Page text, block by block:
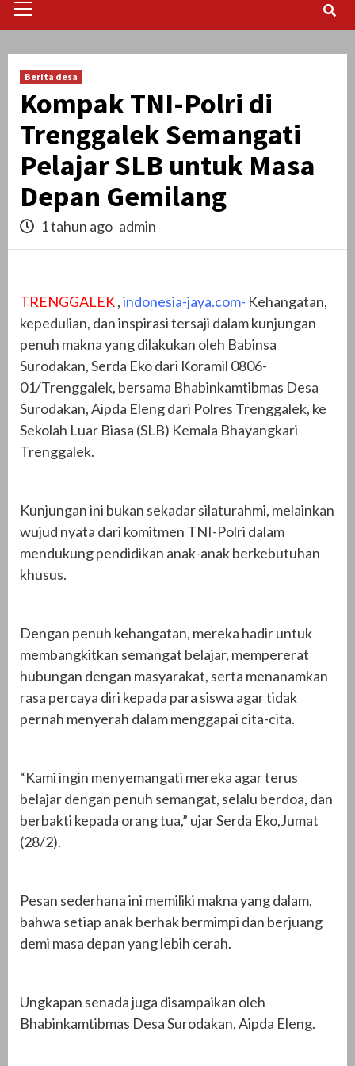
Menu
Berita desa
Kompak TNI-Polri di
Trenggalek Semangati
Pelajar SLB untuk Masa
Depan Gemilang
1 tahun ago admin
TRENGGALEK,indonesia-jaya.com- Kehangatan,
kepedulian, dan inspirasi tersaji dalam kunjungan
penuh makna yang dilakukan oleh Babinsa
Surodakan, Serda Eko dari Koramil 0806-
01/Trenggalek, bersama Bhabinkamtibmas Desa
Surodakan, Aipda Eleng dari Polres Trenggalek, ke
Sekolah Luar Biasa (SLB) Kemala Bhayangkari
Trenggalek.
Kunjungan ini bukan sekadar silaturahmi, melainkan
wujud nyata dari komitmen TNI-Polri dalam
mendukung pendidikan anak-anak berkebutuhan
khusus.
Dengan penuh kehangatan, mereka hadir untuk
membangkitkan semangat belajar, mempererat
hubungan dengan masyarakat, serta menanamkan
rasa percaya diri kepada para siswa agar tidak
pernah menyerah dalam menggapai cita-cita.
“Kami ingin menyemangati mereka agar terus
belajar dengan penuh semangat, selalu berdoa, dan
berbakti kepada orang tua,” ujar Serda Eko,Jumat
(28/2).
Pesan sederhana ini memiliki makna yang dalam,
bahwa setiap anak berhak bermimpi dan berjuang
demi masa depan yang lebih cerah.
Ungkapan senada juga disampaikan oleh
Bhabinkamtibmas Desa Surodakan, Aipda Eleng.